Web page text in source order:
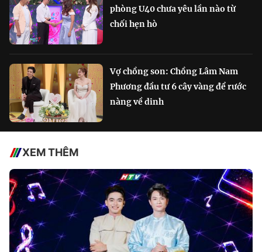
phòng U40 chưa yêu lần nào từ
chối hẹn hò
Vợ chồng son: Chồng Lâm Nam
Phương đầu tư 6 cây vàng để rước
nàng về dinh
XEM THÊM